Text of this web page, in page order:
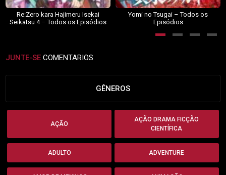
Re:Zero kara Hajimeru Isekai
Seikatsu 4 – Todos os Episódios
Yomi no Tsugai – Todos os
Episódios
JUNTE-SE COMENTARIOS
GÊNEROS
AÇÃO
AÇÃO DRAMA FICÇÃO
CIENTÍFICA
ADULTO ADVENTURE